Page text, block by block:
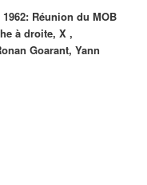
1962: Réunion du MOB
à droite, X ,
Goarant, Yann